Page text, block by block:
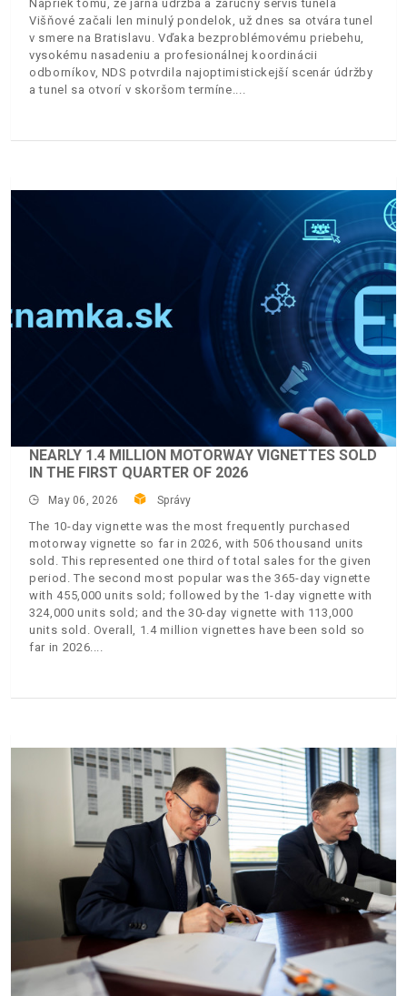
Napriek tomu, že jarná údržba a záručný servis tunela
Višňové začali len minulý pondelok, už dnes sa otvára tunel
v smere na Bratislavu. Vďaka bezproblémovému priebehu,
vysokému nasadeniu a profesionálnej koordinácii
odborníkov, NDS potvrdila najoptimistickejší scenár údržby
a tunel sa otvorí v skoršom termíne.
NEARLY 1.4 MILLION MOTORWAY VIGNETTES SOLD
IN THE FIRST QUARTER OF 2026
May 06, 2026 Správy
The 10-day vignette was the most frequently purchased
motorway vignette so far in 2026, with 506 thousand units
sold. This represented one third of total sales for the given
period. The second most popular was the 365-day vignette
with 455,000 units sold; followed by the 1-day vignette with
324,000 units sold; and the 30-day vignette with 113,000
units sold. Overall, 1.4 million vignettes have been sold so
far in 2026.